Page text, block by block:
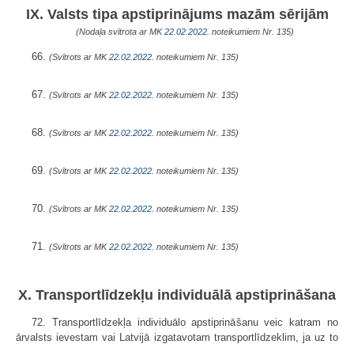
IX. Valsts tipa apstiprinājums mazām sērijām
(Nodaļa svītrota ar MK22.02.2022. noteikumiem Nr. 135)
66. (Svītrots ar MK22.02.2022. noteikumiem Nr. 135)
67. (Svītrots ar MK22.02.2022. noteikumiem Nr. 135)
68. (Svītrots ar MK22.02.2022. noteikumiem Nr. 135)
69. (Svītrots ar MK22.02.2022. noteikumiem Nr. 135)
70. (Svītrots ar MK22.02.2022. noteikumiem Nr. 135)
71. (Svītrots ar MK22.02.2022. noteikumiem Nr. 135)
X. Transportlīdzekļu individuālā apstiprināšana
72. Transportlīdzekļa individuālo apstiprināšanu veic katram no
ārvalsts ievestam vai Latvijā izgatavotam transportlīdzeklim, ja uz to